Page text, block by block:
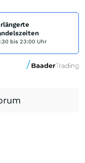
bis 23:00 Uhr